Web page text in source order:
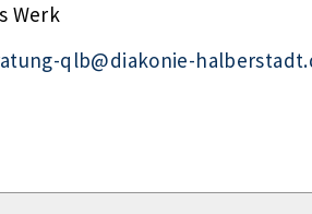
Werk
qlb@diakonie-